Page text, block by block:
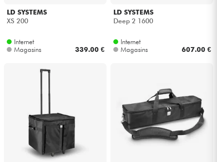
LD SYSTEMS
XS 200
Internet
Magasins
339.00 €
LD SYSTEMS
Deep 2 1600
Internet
Magasins
607.00 €